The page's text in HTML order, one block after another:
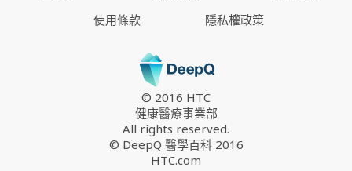
使用條款
隱私權政策
© 2016 HTC
健康醫療事業部
All rights reserved.
© DeepQ 醫學百科 2016
HTC.com